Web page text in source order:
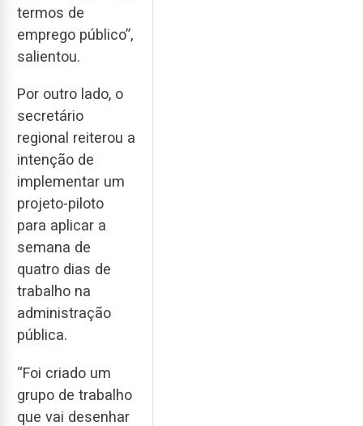
termos de
emprego público”,
salientou.
Por outro lado, o
secretário
regional reiterou a
intenção de
implementar um
projeto-piloto
para aplicar a
semana de
quatro dias de
trabalho na
administração
pública.
“Foi criado um
grupo de trabalho
que vai desenhar